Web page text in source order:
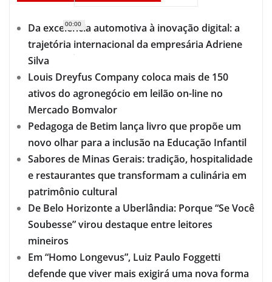
00:00
Da excelência automotiva à inovação digital: a
trajetória internacional da empresária Adriene
Silva
Louis Dreyfus Company coloca mais de 150
ativos do agronegócio em leilão on-line no
Mercado Bomvalor
Pedagoga de Betim lança livro que propõe um
novo olhar para a inclusão na Educação Infantil
Sabores de Minas Gerais: tradição, hospitalidade
e restaurantes que transformam a culinária em
patrimônio cultural
De Belo Horizonte a Uberlândia: Porque “Se Você
Soubesse” virou destaque entre leitores
mineiros
Em “Homo Longevus”, Luiz Paulo Foggetti
defende que viver mais exigirá uma nova forma